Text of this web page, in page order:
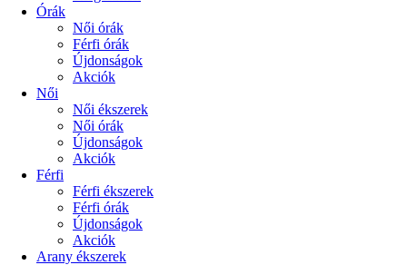
Órák
Női órák
Férfi órák
Újdonságok
Akciók
Női
Női ékszerek
Női órák
Újdonságok
Akciók
Férfi
Férfi ékszerek
Férfi órák
Újdonságok
Akciók
Arany ékszerek